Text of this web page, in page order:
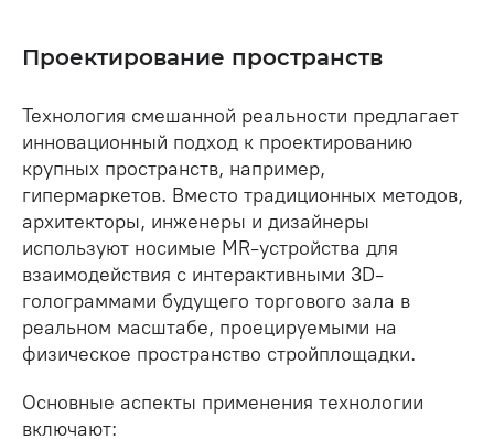
Проектирование пространств
Технология смешанной реальности предлагает
инновационный подход к проектированию
крупных пространств, например,
гипермаркетов. Вместо традиционных методов,
архитекторы, инженеры и дизайнеры
используют носимые MR-устройства для
взаимодействия с интерактивными 3D-
голограммами будущего торгового зала в
реальном масштабе, проецируемыми на
физическое пространство стройплощадки.
Основные аспекты применения технологии
включают: